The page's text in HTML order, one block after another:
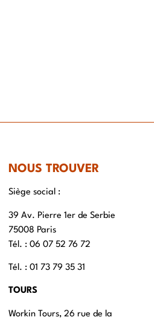
NOUS TROUVER
Siège social :
39 Av. Pierre 1er de Serbie
75008 Paris
Tél. : ‭06 07 52 76 72
Tél. : 01 73 79 35 31
TOURS
Workin Tours, 26 rue de la